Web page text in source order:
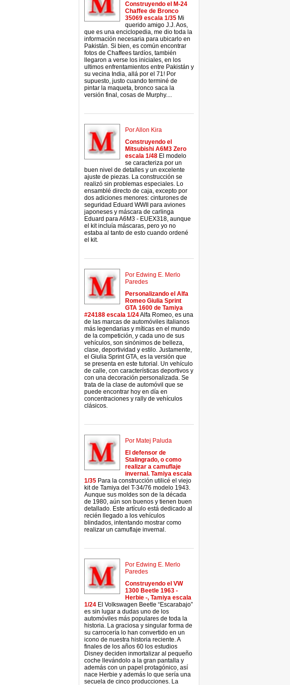
Construyendo el M-24
Chaffee de Bronco
35069 escala 1/35 Mi
querido amigo J.J. Aos,
que es una enciclopedia, me dio toda la
información necesaria para ubicarlo en
Pakistán. Si bien, es común encontrar
fotos de Chaffees tardíos, también
llegaron a verse los iniciales, en los
ultimos enfrentamientos entre Pakistán y
su vecina India, allá por el 71! Por
supuesto, justo cuando terminé de
pintar la maqueta, bronco saca la
versión final, cosas de Murphy....
Por Allon Kira
Construyendo el
Mitsubishi A6M3 Zero
escala 1/48 El modelo
se caracteriza por un
buen nivel de detalles y un excelente
ajuste de piezas. La construcción se
realizó sin problemas especiales. Lo
ensamblé directo de caja, excepto por
dos adiciones menores: cinturones de
seguridad Eduard WWII para aviones
japoneses y máscara de carlinga
Eduard para A6M3 - EUEX318, aunque
el kit incluía máscaras, pero yo no
estaba al tanto de esto cuando ordené
el kit.
Por Edwing E. Merlo
Paredes
Personalizando el Alfa
Romeo Giulia Sprint
GTA 1600 de Tamiya
#24188 escala 1/24Alfa Romeo, es una
de las marcas de automóviles italianos
más legendarias y míticas en el mundo
de la competición, y cada uno de sus
vehículos, son sinónimos de belleza,
clase, deportividad y estilo. Justamente,
el Giulia Sprint GTA, es la versión que
se presenta en este tutorial. Un vehículo
de calle, con características deportivos y
con una decoración personalizada. Se
trata de la clase de automóvil que se
puede encontrar hoy en día en
concentraciones y rally de vehículos
clásicos.
Por Matej Paluda
El defensor de
Stalingrado, o como
realizar a camuflaje
invernal. Tamiya escala
1/35 Para la construcción utilicé el viejo
kit de Tamiya del T-34/76 modelo 1943.
Aunque sus moldes son de la década
de 1980, aún son buenos y tienen buen
detallado. Este artículo está dedicado al
recién llegado a los vehículos
blindados, intentando mostrar como
realizar un camuflaje invernal.
Por Edwing E. Merlo
Paredes
Construyendo el VW
1300 Beetle 1963 -
Herbie -, Tamiya escala
1/24 El Volkswagen Beetle “Escarabajo”
es sin lugar a dudas uno de los
automóviles más populares de toda la
historia. La graciosa y singular forma de
su carrocería lo han convertido en un
icono de nuestra historia reciente. A
finales de los años 60 los estudios
Disney deciden inmortalizar al pequeño
coche llevándolo a la gran pantalla y
además con un papel protagónico, así
nace Herbie y además lo que sería una
secuela de cinco producciones. La